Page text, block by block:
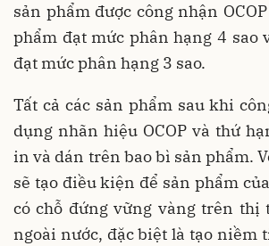
sản phẩm được công nhận
phẩm đạt mức phân hạng 4 sao
đạt mức phân hạng 3 sao.
Tất cả các sản phẩm sau khi
dụng nhãn hiệu OCOP và thứ
in và dán trên bao bì sản phẩm.
sẽ tạo điều kiện để sản phẩm
có chỗ đứng vững vàng trên thị
ngoài nước, đặc biệt là tạo niềm